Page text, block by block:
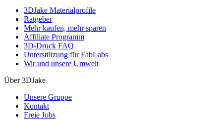
3DJake Materialprofile
Ratgeber
Mehr kaufen, mehr sparen
Affiliate Programm
3D-Druck FAQ
Unterstützung für FabLabs
Wir und unsere Umwelt
Über 3DJake
Unsere Gruppe
Kontakt
Freie Jobs